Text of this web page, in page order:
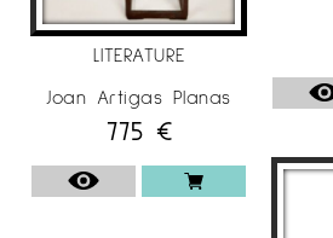
LITERATURE
Joan Artigas Planas
775 €